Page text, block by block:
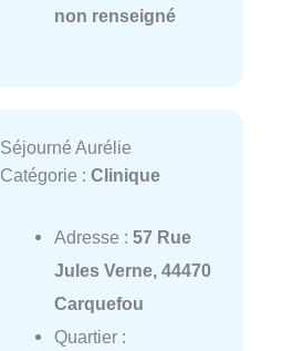
non renseigné
Séjourné Aurélie
Catégorie : Clinique
Adresse : 57 Rue
Jules Verne, 44470
Carquefou
Quartier :